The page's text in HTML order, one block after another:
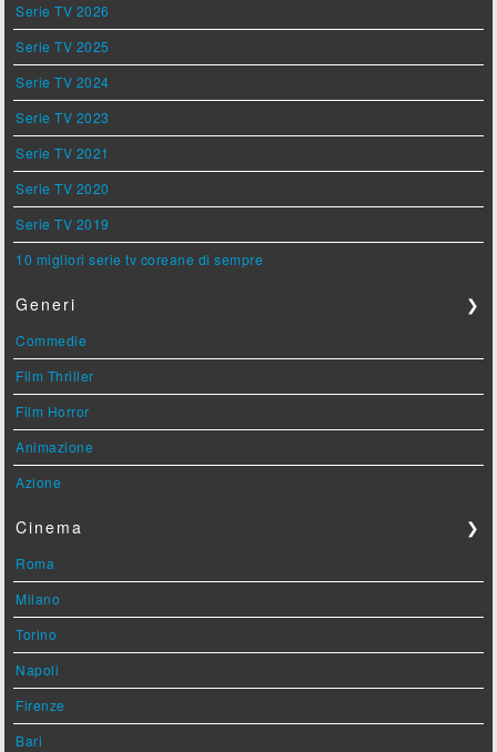
Serie TV 2026
Serie TV 2025
Serie TV 2024
Serie TV 2023
Serie TV 2021
Serie TV 2020
Serie TV 2019
10 migliori serie tv coreane di sempre
Generi ❯
Commedie
Film Thriller
Film Horror
Animazione
Azione
Cinema ❯
Roma
Milano
Torino
Napoli
Firenze
Bari